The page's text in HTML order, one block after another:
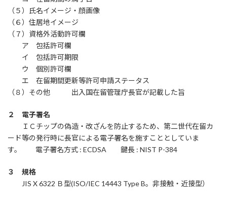
（５）氏名イメージ・顔画像
（６）住居地イメージ
（７）資格外活動許可欄
ア 包括許可欄
イ 包括許可期限
ウ 個別許可欄
エ 在留期間更新等許可申請ステータス
（８）その他 出入国在留管理庁長官が記載した旨
２ 電子署名
ＩＣチップの偽造・改ざんを防止するため、第二世代在留カ
ード等の発行時に長官による電子署名を施すこととしていま
す。 電子署名方式 : ECDSA 鍵長 : NIST P-384
３ 規格
JIS X 6322 Ｂ型(ISO/IEC 14443 Type B。非接触・近接型）